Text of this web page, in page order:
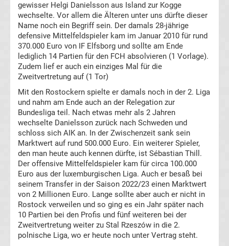
Conference
League
Erg.
Conference
League
Tabelle
Formel
Rennkalender
Transfergerüchte
gewisser Helgi Danielsson aus Island zur Kogge
wechselte. Vor allem die Älteren unter uns dürfte dieser
Name noch ein Begriff sein. Der damals 28-jährige
defensive Mittelfeldspieler kam im Januar 2010 für rund
370.000 Euro von IF Elfsborg und sollte am Ende
lediglich 14 Partien für den FCH absolvieren (1 Vorlage).
Zudem lief er auch ein einziges Mal für die
Zweitvertretung auf (1 Tor)
Mit den Rostockern spielte er damals noch in der 2. Liga
und nahm am Ende auch an der Relegation zur
Bundesliga teil. Nach etwas mehr als 2 Jahren
wechselte Danielsson zurück nach Schweden und
schloss sich AIK an. In der Zwischenzeit sank sein
Marktwert auf rund 500.000 Euro. Ein weiterer Spieler,
den man heute auch kennen dürfte, ist Sébastian Thill.
Der offensive Mittelfeldspieler kam für circa 100.000
Euro aus der luxemburgischen Liga. Auch er besaß bei
seinem Transfer in der Saison 2022/23 einen Marktwert
von 2 Millionen Euro. Lange sollte aber auch er nicht in
Rostock verweilen und so ging es ein Jahr später nach
10 Partien bei den Profis und fünf weiteren bei der
Zweitvertretung weiter zu Stal Rzeszów in die 2.
polnische Liga, wo er heute noch unter Vertrag steht.